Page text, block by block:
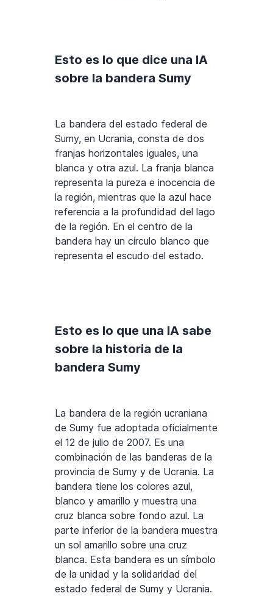
Esto es lo que dice una IA
sobre la bandera Sumy
La bandera del estado federal de
Sumy, en Ucrania, consta de dos
franjas horizontales iguales, una
blanca y otra azul. La franja blanca
representa la pureza e inocencia de
la región, mientras que la azul hace
referencia a la profundidad del lago
de la región. En el centro de la
bandera hay un círculo blanco que
representa el escudo del estado.
Esto es lo que una IA sabe
sobre la historia de la
bandera Sumy
La bandera de la región ucraniana
de Sumy fue adoptada oficialmente
el 12 de julio de 2007. Es una
combinación de las banderas de la
provincia de Sumy y de Ucrania. La
bandera tiene los colores azul,
blanco y amarillo y muestra una
cruz blanca sobre fondo azul. La
parte inferior de la bandera muestra
un sol amarillo sobre una cruz
blanca. Esta bandera es un símbolo
de la unidad y la solidaridad del
estado federal de Sumy y Ucrania.